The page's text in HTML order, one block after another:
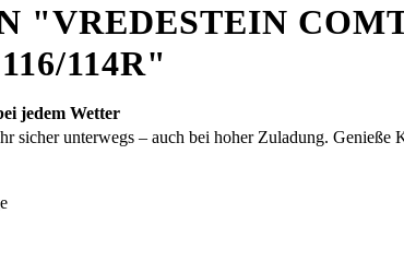
"VREDESTEIN
114R"
jedem Wetter
sicher unterwegs – auch bei hoher Zuladung. Genieße